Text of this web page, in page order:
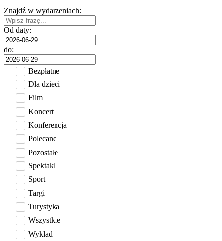
Znajdź w wydarzeniach:
Od daty:
do:
Bezpłatne
Dla dzieci
Film
Koncert
Konferencja
Polecane
Pozostałe
Spektakl
Sport
Targi
Turystyka
Wszystkie
Wykład